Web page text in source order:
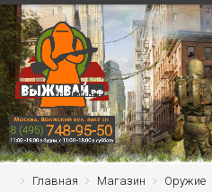
Главная Магазин Оружие